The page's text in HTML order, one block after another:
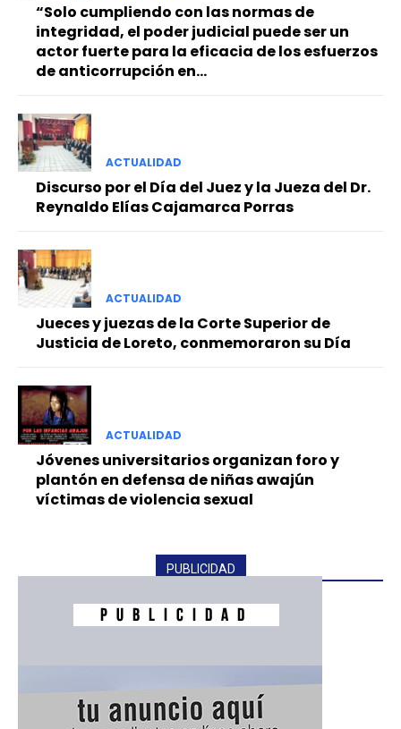
“Solo cumpliendo con las normas de
integridad, el poder judicial puede ser un
actor fuerte para la eficacia de los esfuerzos
de anticorrupción en...
ACTUALIDAD
Discurso por el Día del Juez y la Jueza del Dr.
Reynaldo Elías Cajamarca Porras
ACTUALIDAD
Jueces y juezas de la Corte Superior de
Justicia de Loreto, conmemoraron su Día
ACTUALIDAD
Jóvenes universitarios organizan foro y
plantón en defensa de niñas awajún
víctimas de violencia sexual
PUBLICIDAD